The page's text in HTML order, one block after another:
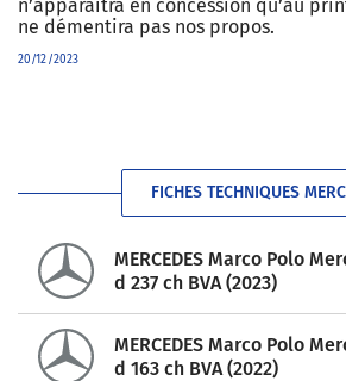
n’apparaîtra en concession qu’au
ne démentira pas nos propos.
20/12/2023
FICHES TECHNIQUES
MERCEDES Marco Polo
d 237 ch BVA (2023)
MERCEDES Marco Polo
d 163 ch BVA (2022)